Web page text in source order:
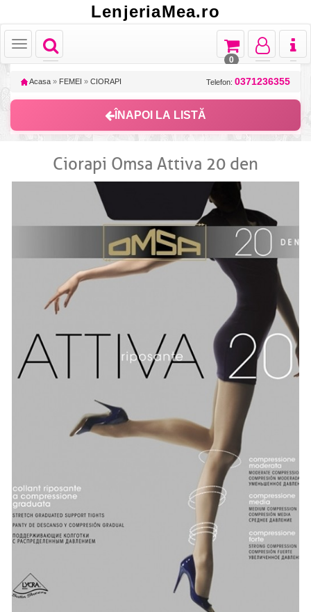
LenjeriaMea.ro
Toggle
navigation
Toggle
Toggle
navigation
Toggle
navigation
Toggle
navigation
0
Acasa » FEMEI » CIORAPI Telefon: 0371236355
ÎNAPOI LA LISTĂ
Ciorapi Omsa Attiva 20 den